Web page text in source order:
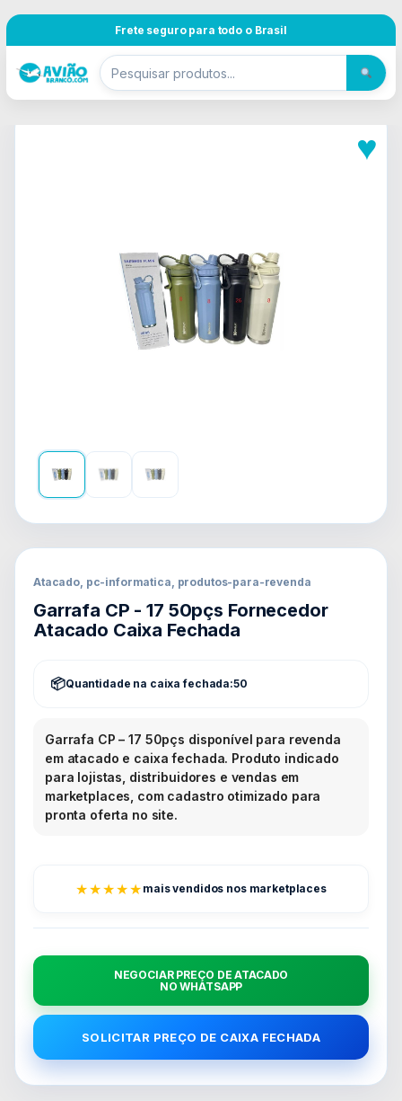
Frete seguro para todo o Brasil
♥
Atacado, pc-informatica, produtos-para-revenda
Garrafa CP - 17 50pçs Fornecedor
Atacado Caixa Fechada
Quantidade na caixa fechada:50
Garrafa CP – 17 50pçs disponível para revenda
em atacado e caixa fechada. Produto indicado
para lojistas, distribuidores e vendas em
marketplaces, com cadastro otimizado para
pronta oferta no site.
★★★★★ mais vendidos nos marketplaces
NEGOCIAR PREÇO DE ATACADO
NO WHATSAPP
SOLICITAR PREÇO DE CAIXA FECHADA